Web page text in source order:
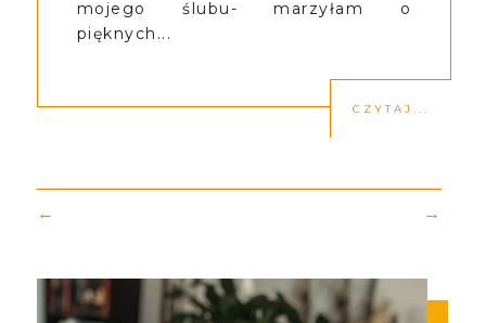
mojego ślubu- marzyłam o
pięknych...
CZYTAJ...
← →